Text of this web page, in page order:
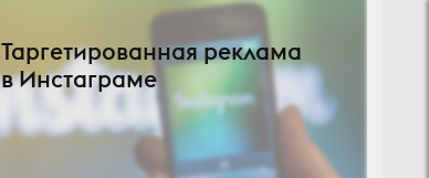
Таргетированная реклама
в Инстаграме